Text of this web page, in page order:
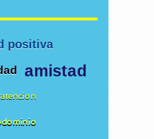
positiva
amistad
atencion